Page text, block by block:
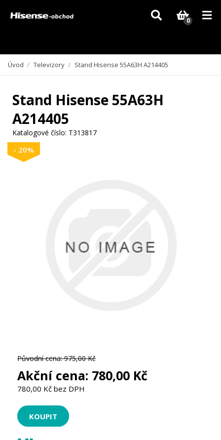
Vzhledem k aktuální situaci se může dodání dílů, které nejsou skladem,
zpozdit. Děkujeme za pochopení.
0
Úvod / Televizory / Stand Hisense 55A63H A214405
Stand Hisense 55A63H
A214405
Katalogové číslo: T313817
- 20%
Původní cena: 975,00 Kč
Akční cena: 780,00 Kč
780,00 Kč bez DPH